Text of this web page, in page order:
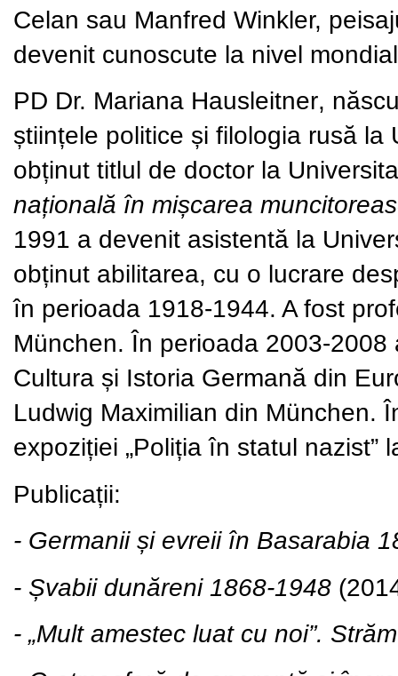
Celan sau Manfred Winkler,
devenit cunoscute la nivel
PD Dr. Mariana Hausleitner,
științele politice și filologia rusă
obținut titlul de doctor la
națională în mișcarea
1991 a devenit asistentă la
obținut abilitarea, cu o lucrare
în perioada 1918-1944. A fost
München. În perioada 2003-
Cultura și Istoria Germană din
Ludwig Maximilian din München.
expoziției „Poliția în statul nazist”
Publicații:
- Germanii și evreii în Basarabia
- Șvabii dunăreni 1868-1948
- „Mult amestec luat cu noi”.